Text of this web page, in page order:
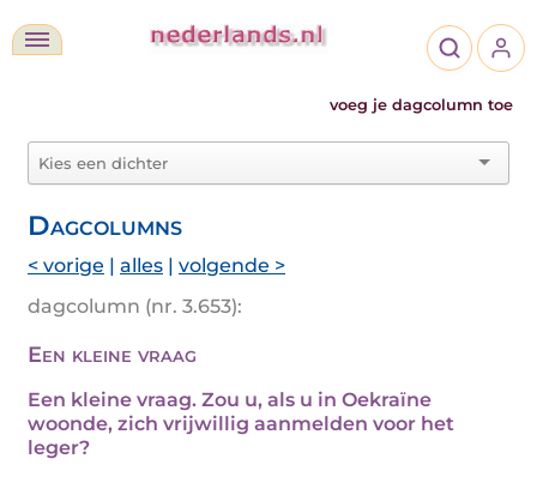
voeg je dagcolumn toe
Dagcolumns
< vorige | alles | volgende >
dagcolumn (nr. 3.653):
Een kleine vraag
Een kleine vraag. Zou u, als u in Oekraïne
woonde, zich vrijwillig aanmelden voor het
leger?